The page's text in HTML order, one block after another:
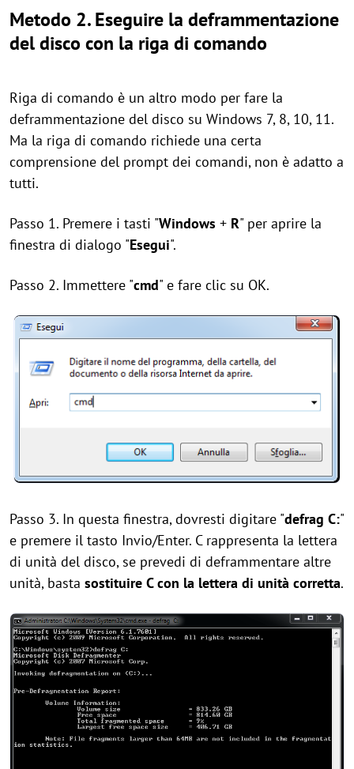
Metodo 2. Eseguire la deframmentazione
del disco con la riga di comando
Riga di comando è un altro modo per fare la
deframmentazione del disco su Windows 7, 8, 10, 11.
Ma la riga di comando richiede una certa
comprensione del prompt dei comandi, non è adatto a
tutti.
Passo 1. Premere i tasti "Windows + R" per aprire la
finestra di dialogo "Esegui".
Passo 2. Immettere "cmd" e fare clic su OK.
Passo 3. In questa finestra, dovresti digitare "defrag C:"
e premere il tasto Invio/Enter. C rappresenta la lettera
di unità del disco, se prevedi di deframmentare altre
unità, basta sostituire C con la lettera di unità corretta.